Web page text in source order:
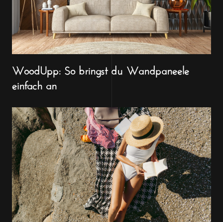
WoodUpp: So bringst du Wandpaneele
einfach an